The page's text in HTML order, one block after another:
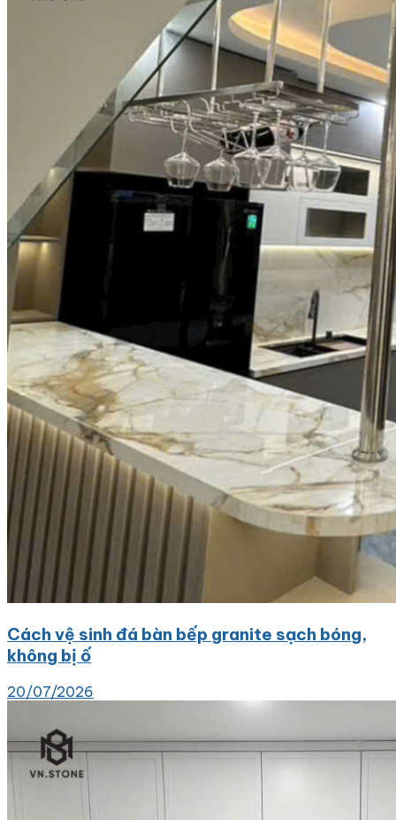
Cách vệ sinh đá bàn bếp granite sạch bóng,
không bị ố
20/07/2026